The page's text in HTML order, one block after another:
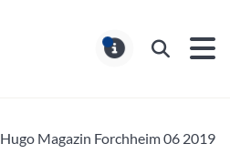
Suchen
Hugo Magazin Forchheim 06 2019